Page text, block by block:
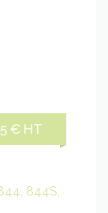
€ HT
844S,